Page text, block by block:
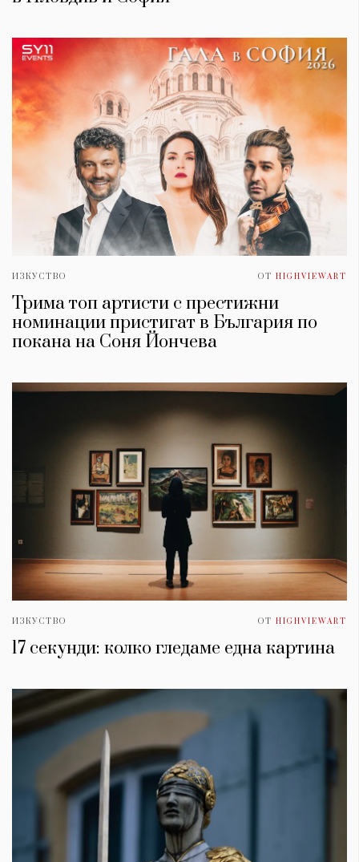
ИЗКУСТВО ОТ HIGHVIEWART
Трима топ артисти с престижни
номинации пристигат в България по
покана на Соня Йончева
ИЗКУСТВО ОТ HIGHVIEWART
17 секунди: колко гледаме една картина